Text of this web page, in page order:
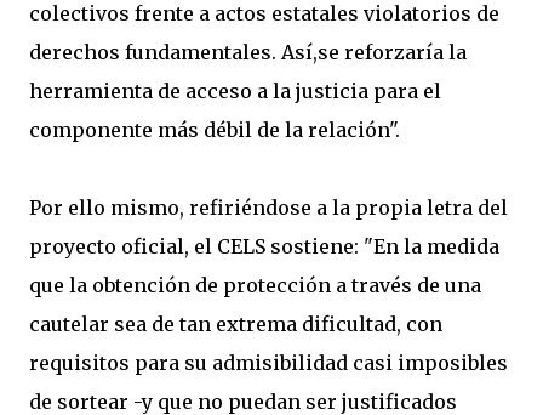
colectivos frente a actos estatales violatorios de
derechos fundamentales. Así,se reforzaría la
herramienta de acceso a la justicia para el
componente más débil de la relación".
Por ello mismo, refiriéndose a la propia letra del
proyecto oficial, el CELS sostiene: "En la medida
que la obtención de protección a través de una
cautelar sea de tan extrema dificultad, con
requisitos para su admisibilidad casi imposibles
de sortear -y que no puedan ser justificados